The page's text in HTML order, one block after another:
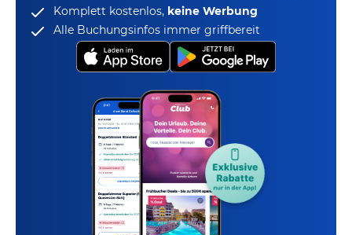
Komplett kostenlos, keine Werbung
Alle Buchungsinfos immer griffbereit